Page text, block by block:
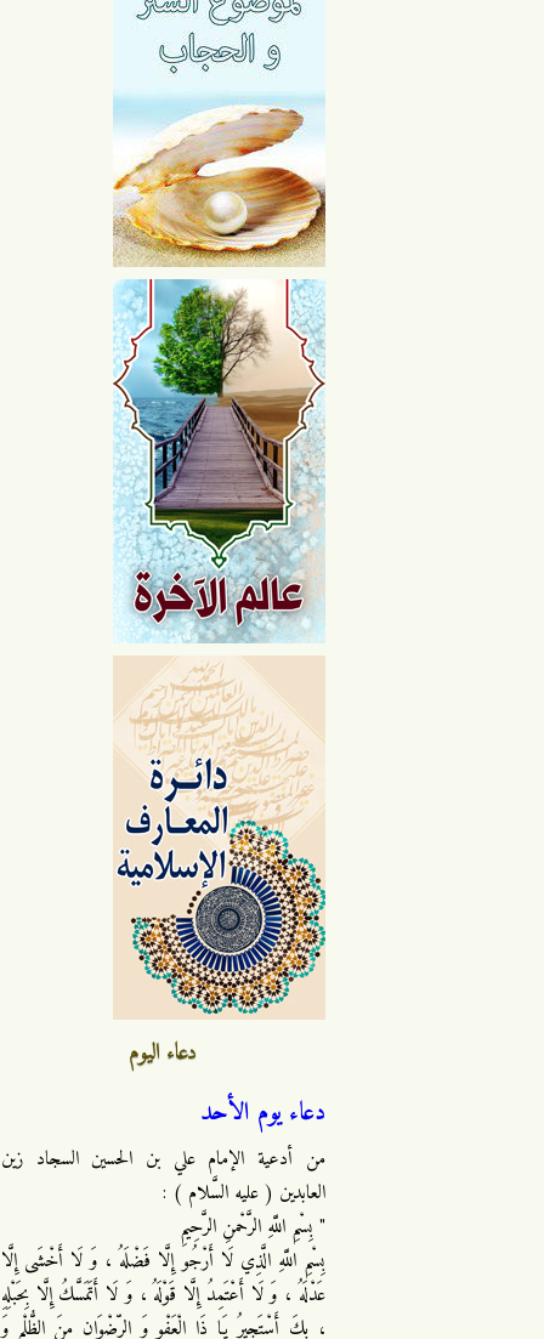
دعاء اليوم
دعاء يوم الأحد
من أدعية الإمام علي بن الحسين السجاد زين
العابدين ( عليه السَّلام ) :
" بِسْمِ اللَّهِ الرَّحْمنِ الرَّحِيمِ
بِسْمِ اللَّهِ الَّذِي لَا أَرْجُو إِلَّا فَضْلَهُ ، وَ لَا أَخْشَى إِلَّا
عَدْلَهُ ، وَ لَا أَعْتَمِدُ إِلَّا قَوْلَهُ ، وَ لَا أَتَمَسَّكُ إِلَّا بِحَبْلِهِ
، بِكَ أَسْتَجِيرُ يَا ذَا الْعَفْوِ وَ الرِّضْوَانِ مِنَ الظُّلْمِ وَ